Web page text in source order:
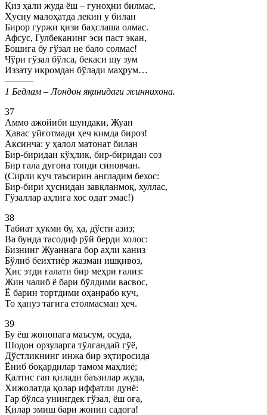
Қиз ҳали жуда ёш – гуноҳни билмас,
Ҳусну малоҳатда лекин у билан
Бирор гуржи қизи баҳслаша олмас.
Афсус, Гулбеканинг эси паст экан,
Бошига бу гўзал не бало солмас!
Чўри гўзал бўлса, бекаси шу зум
Иззату икромдан бўлади маҳрум…
———
1 Бедлам – Лондон яқинидаги жиннихона.
37
Аммо ажойиби шундаки, Жуан
Ҳавас уйғотмади ҳеч кимда бироз!
Аксинча: у ҳалол матонат билан
Бир-биридан кўҳлик, бир-биридан соз
Бир гала дугона топди синовчан.
(Сирли куч таъсирин англадим бехос:
Бир-бири ҳуснидан завқланмоқ, хуллас,
Гўзаллар аҳлига хос одат эмас!)
38
Табиат ҳукми бу, ҳа, дўсти азиз;
Ва бунда тасодиф рўй берди холос:
Бизнинг Жуаннага бор аҳли каниз
Бўлиб беихтиёр жазман ишқивоз,
Ҳис этди ғалати бир меҳри ғализ:
Жин чалиб ё бари бўлдими васвос,
Ё барин тортдими оҳанрабо куч,
То ҳануз тагига етолмасман ҳеч.
39
Бу ёш жононага маъсум, осуда,
Шодон орзуларга тўлгандай гўё,
Дўстликнинг инжа бир эҳтиросида
Ёниб боқардилар тамом маҳлиё;
Қалтис гап қилади баъзилар жуда,
Хижолатда қолар иффатли дунё:
Гар бўлса унингдек гўзал, ёш оға,
Қилар эмиш бари жонин садоға!